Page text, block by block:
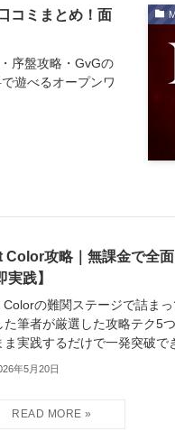
コミまとめ！面
序盤攻略・GvGの
遊べるオープンワ
Color攻略｜無課金で全
実践】
Colorの難関ステージで詰ま
た筆者が厳選した攻略テク5
ま実践するだけで一発突破で
年5月20日